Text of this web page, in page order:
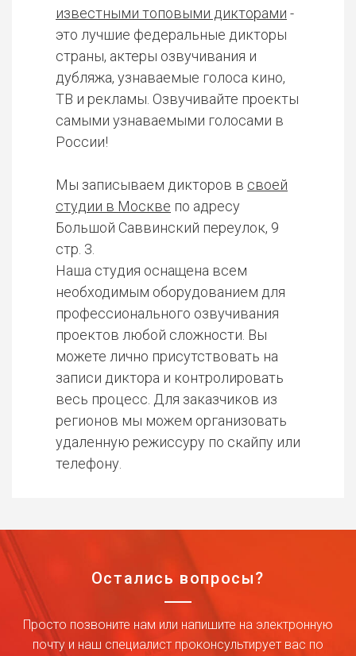
известными топовыми дикторами -
это лучшие федеральные дикторы
страны, актеры озвучивания и
дубляжа, узнаваемые голоса кино,
ТВ и рекламы. Озвучивайте проекты
самыми узнаваемыми голосами в
России!
Мы записываем дикторов в своей
студии в Москве по адресу
Большой Саввинский переулок, 9
стр. 3.
Наша студия оснащена всем
необходимым оборудованием для
профессионального озвучивания
проектов любой сложности. Вы
можете лично присутствовать на
записи диктора и контролировать
весь процесс. Для заказчиков из
регионов мы можем организовать
удаленную режиссуру по скайпу или
телефону.
Остались вопросы?
Просто позвоните нам или напишите на электронную
почту и наш специалист проконсультирует вас по